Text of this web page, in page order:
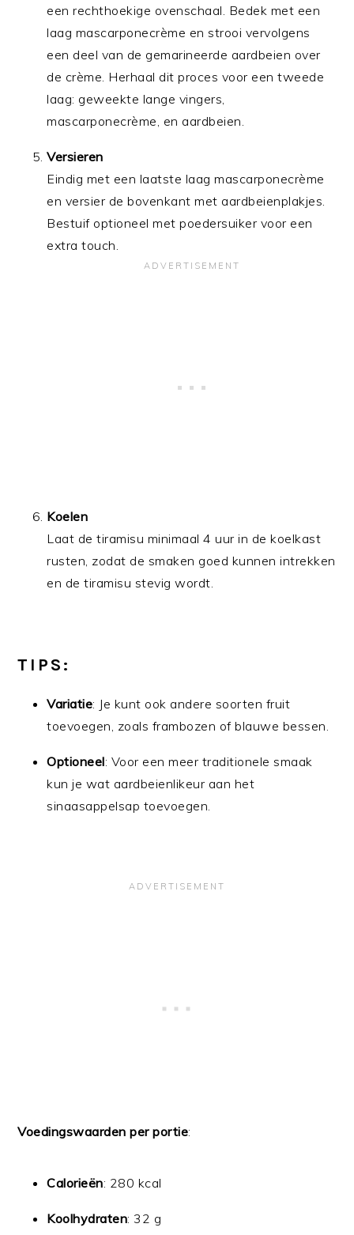
een rechthoekige ovenschaal. Bedek met een
laag mascarponecrème en strooi vervolgens
een deel van de gemarineerde aardbeien over
de crème. Herhaal dit proces voor een tweede
laag: geweekte lange vingers,
mascarponecrème, en aardbeien.
Versieren
Eindig met een laatste laag mascarponecrème
en versier de bovenkant met aardbeienplakjes.
Bestuif optioneel met poedersuiker voor een
extra touch.
Koelen
Laat de tiramisu minimaal 4 uur in de koelkast
rusten, zodat de smaken goed kunnen intrekken
en de tiramisu stevig wordt.
TIPS:
Variatie: Je kunt ook andere soorten fruit
toevoegen, zoals frambozen of blauwe bessen.
Optioneel: Voor een meer traditionele smaak
kun je wat aardbeienlikeur aan het
sinaasappelsap toevoegen.
Voedingswaarden per portie:
Calorieën: 280 kcal
Koolhydraten: 32 g